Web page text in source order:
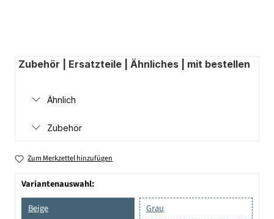
Zubehör | Ersatzteile | Ähnliches | mit bestellen
Ähnlich
Zubehör
Zum Merkzettel hinzufügen
Variantenauswahl:
Beige
Grau